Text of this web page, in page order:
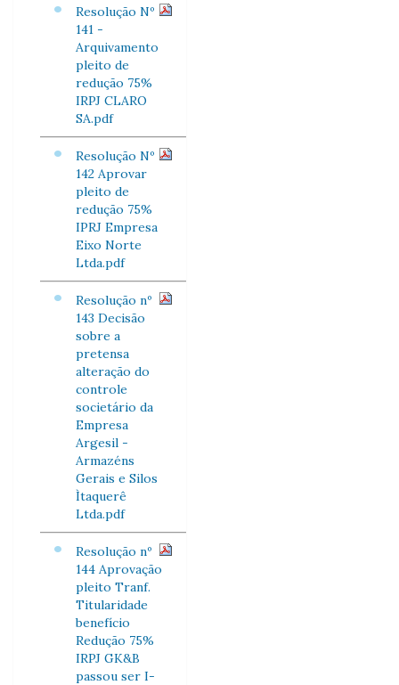
Resolução Nº
141 -
Arquivamento
pleito de
redução 75%
IRPJ CLARO
SA.pdf
Resolução Nº
142 Aprovar
pleito de
redução 75%
IPRJ Empresa
Eixo Norte
Ltda.pdf
Resolução nº
143 Decisão
sobre a
pretensa
alteração do
controle
societário da
Empresa
Argesil -
Armazéns
Gerais e Silos
Ìtaquerê
Ltda.pdf
Resolução nº
144 Aprovação
pleito Tranf.
Titularidade
benefício
Redução 75%
IRPJ GK&B
passou ser I-